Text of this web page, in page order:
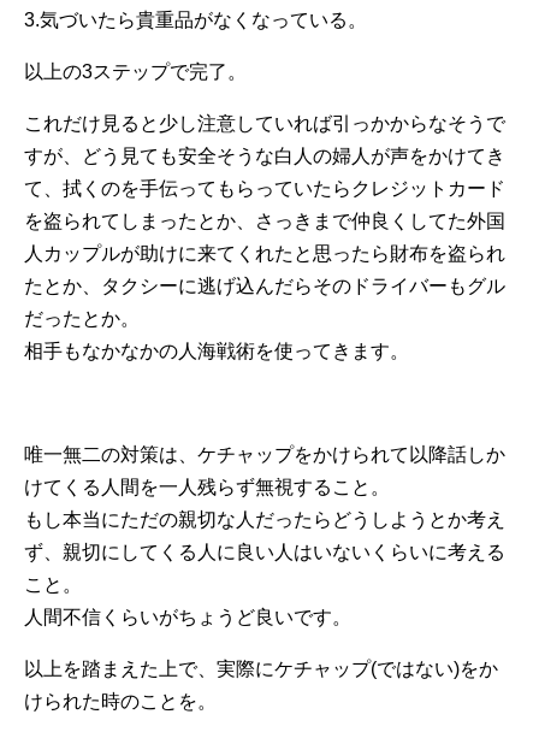
3.気づいたら貴重品がなくなっている。
以上の3ステップで完了。
これだけ見ると少し注意していれば引っかからなそうで
すが、どう見ても安全そうな白人の婦人が声をかけてき
て、拭くのを手伝ってもらっていたらクレジットカード
を盗られてしまったとか、さっきまで仲良くしてた外国
人カップルが助けに来てくれたと思ったら財布を盗られ
たとか、タクシーに逃げ込んだらそのドライバーもグル
だったとか。
相手もなかなかの人海戦術を使ってきます。
唯一無二の対策は、ケチャップをかけられて以降話しか
けてくる人間を一人残らず無視すること。
もし本当にただの親切な人だったらどうしようとか考え
ず、親切にしてくる人に良い人はいないくらいに考える
こと。
人間不信くらいがちょうど良いです。
以上を踏まえた上で、実際にケチャップ(ではない)をか
けられた時のことを。